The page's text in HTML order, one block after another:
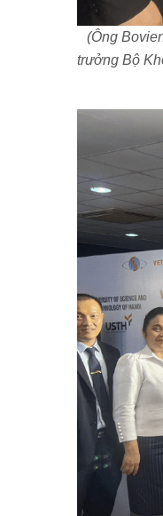
(Ông
trưởng Bộ